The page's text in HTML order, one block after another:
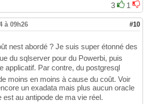
3
1
à 09h26 #10
nest abordé ? Je suis super étonné des
du sqlserver pour du Powerbi, puis
applicatif. Par contre, du postgresql
moins en moins à cause du coût. Voir
un exadata mais plus aucun oracle
est au antipode de ma vie réel.